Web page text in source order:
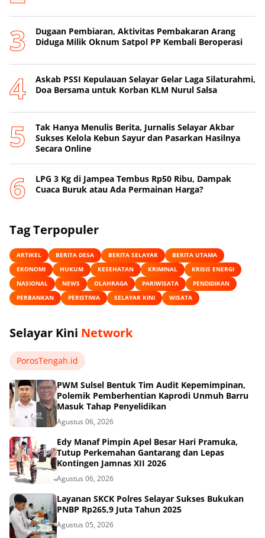
Dugaan Pembiaran, Aktivitas Pembakaran Arang
Diduga Milik Oknum Satpol PP Kembali Beroperasi
‎Askab PSSI Kepulauan Selayar Gelar Laga Silaturahmi,
Doa Bersama untuk Korban KLM Nurul Salsa
‎Tak Hanya Menulis Berita, Jurnalis Selayar Akbar
Sukses Kelola Kebun Sayur dan Pasarkan Hasilnya
Secara Online
‎LPG 3 Kg di Jampea Tembus Rp50 Ribu, Dampak
Cuaca Buruk atau Ada Permainan Harga? ‎
Tag Terpopuler
ARTIKEL BERITA DESA BERITA SELAYAR
BERITA UTAMA
EKONOMI
HUKUM KESEHATAN KRIMINAL
KRISIS ENERGI
NASIONAL
NEWS OLAHRAGA PARIWISATA
PENDIDIKAN
PERBANKAN
PERISTIWA SELAYAR KINI WISATA
Selayar Kini Network
PorosTengah.id
PWM Sulsel Bentuk Tim Audit Kepemimpinan,
Polemik Pemberhentian Kaprodi Unmuh Barru
Masuk Tahap Penyelidikan
Agustus 06, 2026
Edy Manaf Pimpin Apel Besar Hari Pramuka,
Tutup Perkemahan Gantarang dan Lepas
Kontingen Jamnas XII 2026
Agustus 06, 2026
Layanan SKCK Polres Selayar Sukses Bukukan
PNBP Rp265,9 Juta Tahun 2025
Agustus 05, 2026